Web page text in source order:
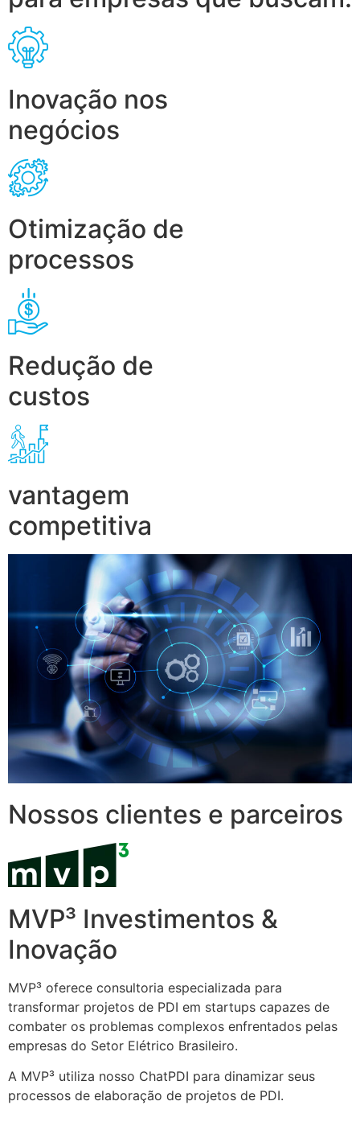
Inovação nos
negócios
Otimização de
processos
Redução de
custos
vantagem
competitiva
Nossos clientes e parceiros
MVP³ Investimentos &
Inovação
MVP³ oferece consultoria especializada para
transformar projetos de PDI em startups capazes de
combater os problemas complexos enfrentados pelas
empresas do Setor Elétrico Brasileiro.
A MVP³ utiliza nosso ChatPDI para dinamizar seus
processos de elaboração de projetos de PDI.